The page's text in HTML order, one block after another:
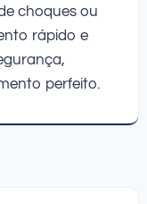
choques ou
rápido e
perfeito.